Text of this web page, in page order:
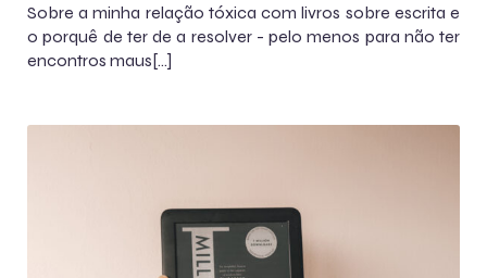
Sobre a minha relação tóxica com livros sobre escrita e
o porquê de ter de a resolver - pelo menos para não ter
encontros maus[…]